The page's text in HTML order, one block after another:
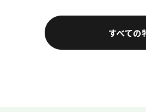
すべての